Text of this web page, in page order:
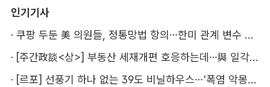
인기기사
·
쿠팡 두둔 美 의원들, 정통망법 항의…한미 관계 변수 될까
·
[주간政談<상>] 부동산 세재개편 호응하는데…與 일각의 속내
·
[르포] 선풍기 하나 없는 39도 비닐하우스…'폭염 악몽' 꾸는 이주노동자